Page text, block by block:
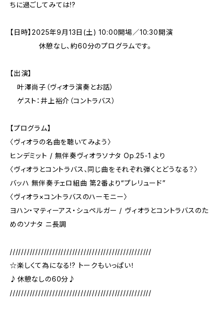
ちに過ごしてみては!?
【日時】2025年9月13日(土) 10:00開場／10:30開演
休憩なし、約60分のプログラムです。
【出演】
叶澤尚子（ヴィオラ演奏とお話）
ゲスト：井上裕介（コントラバス）
【プログラム】
〈ヴィオラの名曲を聴いてみよう〉
ヒンデミット / 無伴奏ヴィオラソナタ Op.25-1 より
〈ヴィオラとコントラバス、同じ曲をそれぞれ弾くとどうなる？〉
バッハ 無伴奏チェロ組曲 第2番より“プレリュード”
〈ヴィオラ×コントラバスのハーモニー〉
ヨハン・マティーアス・シュペルガー / ヴィオラとコントラバスのた
めのソナタ ニ長調
//////////////////////////////////////////////////
☆楽しくて為になる!? トークもいっぱい！
♪休憩なしの60分♪
//////////////////////////////////////////////////